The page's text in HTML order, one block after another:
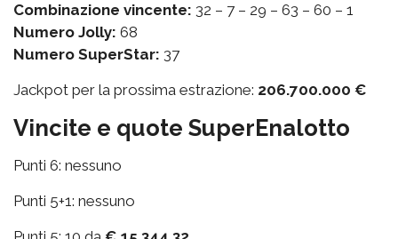
Combinazione vincente: 32 – 7 – 29 – 63 – 60 – 1
Numero Jolly: 68
Numero SuperStar: 37
Jackpot per la prossima estrazione: 206.700.000 €
Vincite e quote SuperEnalotto
Punti 6: nessuno
Punti 5+1: nessuno